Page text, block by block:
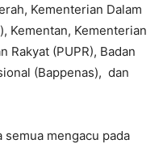
Kementerian Dalam
Kementan, Kementerian
Rakyat (PUPR), Badan
(Bappenas), dan
semua mengacu pada